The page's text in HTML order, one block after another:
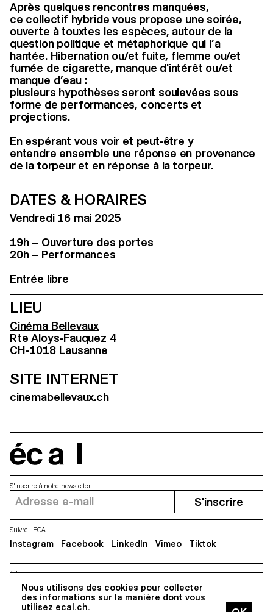
Après quelques rencontres manquées,
ce collectif hybride vous propose une soirée,
ouverte à touxtes les espèces, autour de la
question politique et métaphorique qui l’a
hantée. Hibernation ou/et fuite, flemme ou/et
fumée de cigarette, manque d'intérêt ou/et
manque d’eau :
plusieurs hypothèses seront soulevées sous
forme de performances, concerts et
projections.
En espérant vous voir et peut-être y
entendre ensemble une réponse en provenance
de la torpeur et en réponse à la torpeur.
DATES & HORAIRES
Vendredi 16 mai 2025
19h – Ouverture des portes
20h – Performances
Entrée libre
LIEU
Cinéma Bellevaux
Rte Aloys-Fauquez 4
CH-1018 Lausanne
SITE INTERNET
cinemabellevaux.ch
Nous utilisons des cookies pour collecter
des informations sur la manière dont vous
utilisez ecal.ch.
Adresse
5, avenue du Temple, CH-1020 Renens
S'inscrire à notre newsletter
S'inscrire
Suivre l'ECAL
Instagram Facebook LinkedIn Vimeo Tiktok